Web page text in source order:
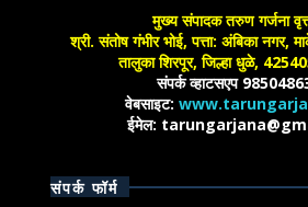
मुख्य संपादक तरुण गर्जना
श्री. संतोष गंभीर भोई, पत्ता: अंबिका नगर,
तालुका शिरपूर, जिल्हा धुळे,
संपर्क व्हाटसएप
वेबसाइट:
ईमेल:
संपर्क फॉर्म